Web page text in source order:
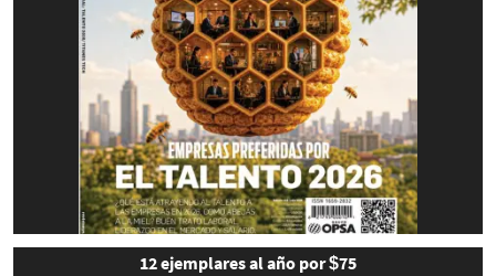
12 ejemplares al año por $75